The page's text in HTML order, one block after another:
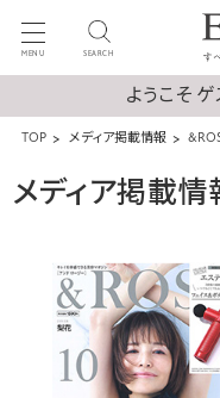
MENU SEARCH
ようこそ
TOP メディア掲載情報
メディア掲載情